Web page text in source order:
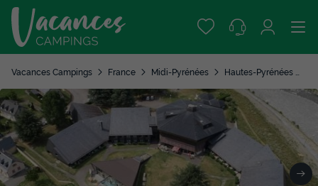
Vacances Campings France Midi-Pyrénées Hautes-Pyrénées